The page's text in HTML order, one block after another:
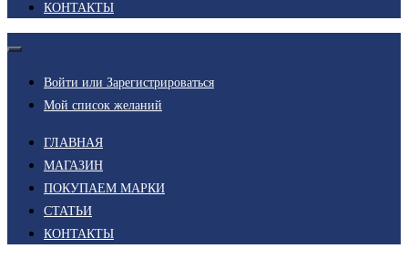
КОНТАКТЫ
Войти или Зарегистрироваться
Мой список желаний
ГЛАВНАЯ
МАГАЗИН
ПОКУПАЕМ МАРКИ
СТАТЬИ
КОНТАКТЫ